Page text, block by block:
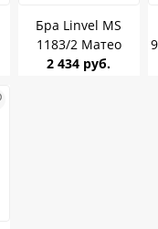
Бра Linvel MS
1183/2 Матео
13W+Led GU10
2 434 руб.